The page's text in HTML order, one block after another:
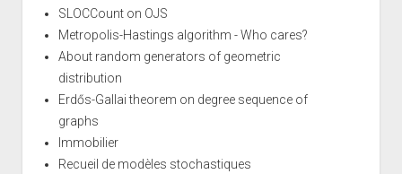
SLOCCount on OJS
Metropolis-Hastings algorithm - Who cares?
About random generators of geometric
distribution
Erdős-Gallai theorem on degree sequence of
graphs
Immobilier
Recueil de modèles stochastiques